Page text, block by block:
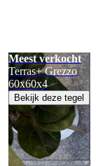
Meest verkocht
Terras+ Grezzo
60x60x4
Bekijk deze tegel